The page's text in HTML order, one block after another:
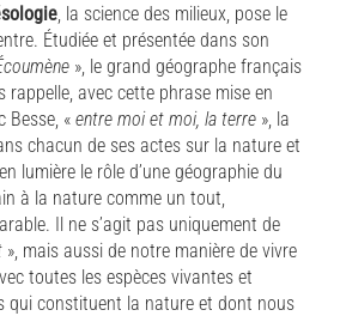
, la science des milieux, pose le
Étudiée et présentée dans son
», le grand géographe français
rappelle, avec cette phrase mise en
Besse, « entre moi et moi, la terre », la
chacun de ses actes sur la nature et
lumière le rôle d’une géographie du
à la nature comme un tout,
Il ne s’agit pas uniquement de
», mais aussi de notre manière de vivre
toutes les espèces vivantes et
qui constituent la nature et dont nous